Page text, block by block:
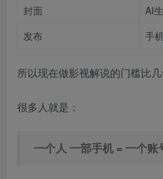
封面
AI
发布
手
所以现在做影视解说的门槛比几
很多人就是：
一个人 一部手机 = 一个账